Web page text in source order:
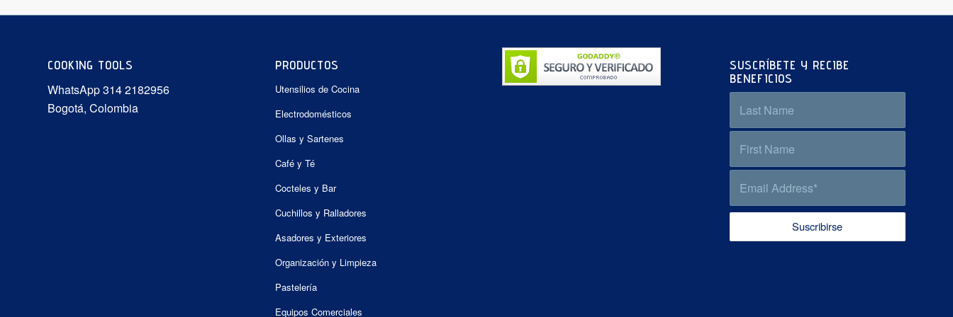
COOKING TOOLS
WhatsApp 314 2182956
Bogotá, Colombia
PRODUCTOS
Utensilios de Cocina
Electrodomésticos
Ollas y Sartenes
Café y Té
Cocteles y Bar
Cuchillos y Ralladores
Asadores y Exteriores
Organización y Limpieza
Pastelería
Equipos Comerciales
SUSCRÍBETE Y RECIBE
BENEFICIOS